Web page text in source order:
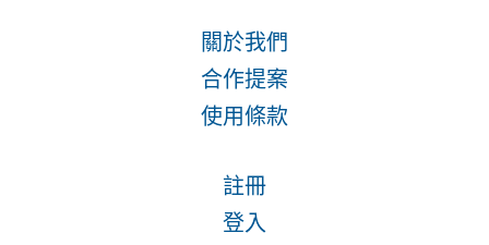
關於我們
合作提案
使用條款
註冊
登入